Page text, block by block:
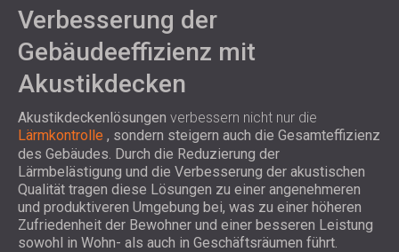
Verbesserung der
Gebäudeeffizienz mit
Akustikdecken
Akustikdeckenlösungen verbessern nicht nur die
Lärmkontrolle , sondern steigern auch die Gesamteffizienz
des Gebäudes. Durch die Reduzierung der
Lärmbelästigung und die Verbesserung der akustischen
Qualität tragen diese Lösungen zu einer angenehmeren
und produktiveren Umgebung bei, was zu einer höheren
Zufriedenheit der Bewohner und einer besseren Leistung
sowohl in Wohn- als auch in Geschäftsräumen führt.